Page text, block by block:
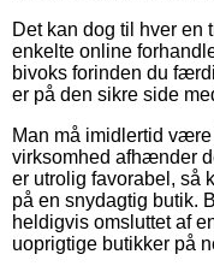
Det kan dog til hver
enkelte online
bivoks forinden du
er på den sikre side
Man må imidlertid
virksomhed afhænder
er utrolig favorabel, så
på en snydagtig butik.
heldigvis omsluttet af
uoprigtige butikker på